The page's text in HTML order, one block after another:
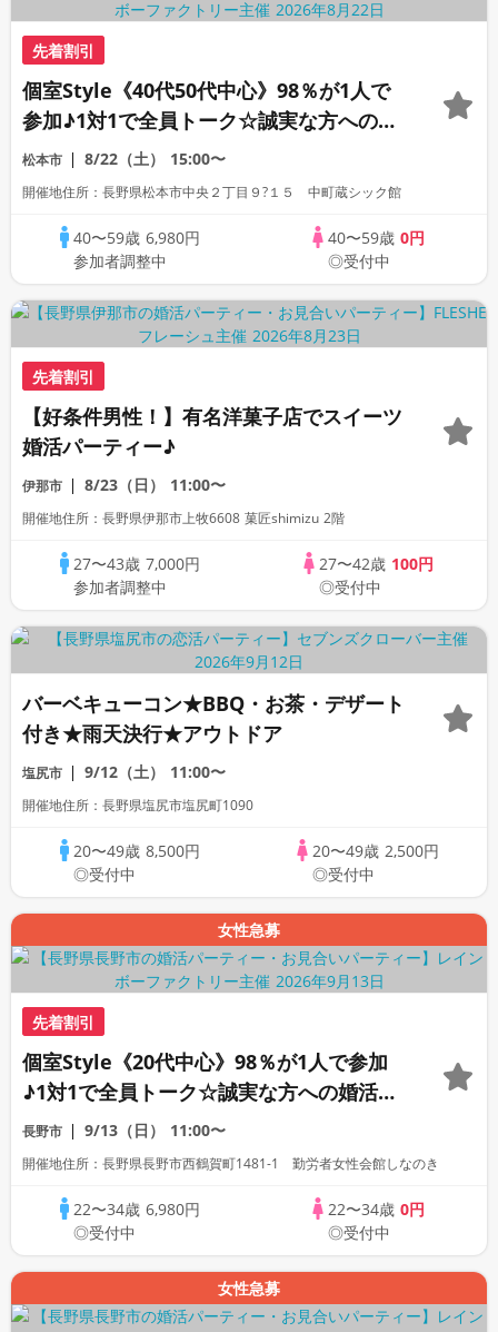
先着割引
個室Style《40代50代中心》98％が1人で
参加♪1対1で全員トーク☆誠実な方への婚
活パーティー
松本市 8/22（土） 15:00〜
開催地住所：長野県松本市中央２丁目９?１５ 中町蔵シック館
40〜59歳 6,980円
参加者調整中
40〜59歳 0円
◎受付中
先着割引
【好条件男性！】有名洋菓子店でスイーツ
婚活パーティー♪
伊那市 8/23（日） 11:00〜
開催地住所：長野県伊那市上牧6608 菓匠shimizu 2階
27〜43歳 7,000円
参加者調整中
27〜42歳 100円
◎受付中
バーベキューコン★BBQ・お茶・デザート
付き★雨天決行★アウトドア
塩尻市 9/12（土） 11:00〜
開催地住所：長野県塩尻市塩尻町1090
20〜49歳 8,500円
◎受付中
20〜49歳 2,500円
◎受付中
女性急募
先着割引
個室Style《20代中心》98％が1人で参加
♪1対1で全員トーク☆誠実な方への婚活パ
ーティー
長野市 9/13（日） 11:00〜
開催地住所：長野県長野市西鶴賀町1481-1 勤労者女性会館しなのき
22〜34歳 6,980円
◎受付中
22〜34歳 0円
◎受付中
女性急募